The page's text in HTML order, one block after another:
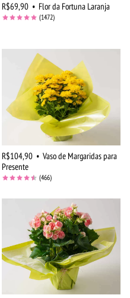
R$69,90 • Flor da Fortuna Laranja
(1472)
R$104,90 • Vaso de Margaridas para
Presente
(466)